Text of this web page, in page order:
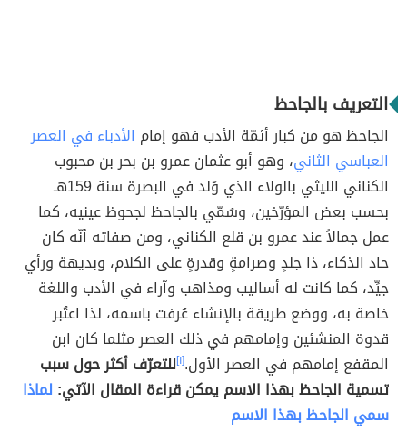
التعريف بالجاحظ
الجاحظ هو من كبار أئمّة الأدب فهو إمام الأدباء في العصر
العباسي الثاني، وهو أبو عثمان عمرو بن بحر بن محبوب
الكناني الليثي بالولاء الذي وُلد في البصرة سنة 159هـ
بحسب بعض المؤرّخين، وسُمّي بالجاحظ لجحوظ عينيه، كما
عمل جمالاً عند عمرو بن قلع الكناني، ومن صفاته أنّه كان
حاد الذكاء، ذا جلدٍ وصرامةٍ وقدرةٍ على الكلام، وبديهة ورأي
جيِّد، كما كانت له أساليب ومذاهب وآراء في الأدب واللغة
خاصة به، ووضع طريقة بالإنشاء عُرفت باسمه، لذا اعتُبر
قدوة المنشئين وإمامهم في ذلك العصر مثلما كان ابن
المقفع إمامهم في العصر الأول.[١] للتعرّف أكثر حول سبب
تسمية الجاحظ بهذا الاسم يمكن قراءة المقال الآتي: لماذا
سمي الجاحظ بهذا الاسم